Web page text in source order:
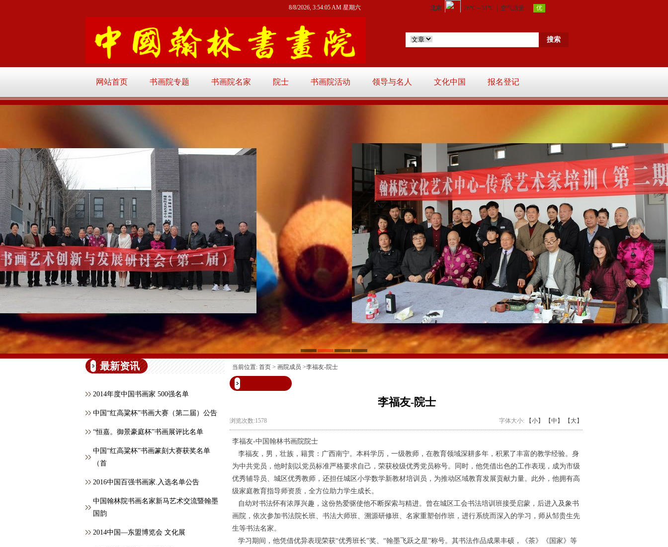
网站首页 书画院专题 书画院名家 院士 书画院活动 领导与名人 文化中国 报名登记
8/8/2026, 3:54:07 AM 星期六
最新资讯
2014年度中国书画家 500强名单
中国“红高粱杯”书画大赛（第二届）公告
“恒嘉。御景豪庭杯”书画展评比名单
中国“红高粱杯”书画篆刻大赛获奖名单
（首
2016中国百强书画家.入选名单公告
中国翰林院书画名家新马艺术交流暨翰墨
国韵
2014中国—东盟博览会 文化展
当前位置: 首页 > 画院成员 >李福友-院士
李福友-院士
浏览次数:1578 字体大小: 【小】 【中】 【大】
李福友-中国翰林书画院院士
李福友，男，壮族，籍贯：广西南宁。本科学历，一级教师，在教育领域深耕多年，积累了丰富的教学经验。身
为中共党员，他时刻以党员标准严格要求自己，荣获校级优秀党员称号。同时，他凭借出色的工作表现，成为市级
优秀辅导员、城区优秀教师，还担任城区小学数学新教材培训员，为推动区域教育发展贡献力量。此外，他拥有高
级家庭教育指导师资质，全方位助力学生成长。
自幼对书法怀有浓厚兴趣，这份热爱驱使他不断探索与精进。曾在城区工会书法培训班接受启蒙，后进入及象书
画院，依次参加书法院长班、书法大师班、溯源研修班、名家重塑创作班，进行系统而深入的学习，师从邹贵生先
生等书法名家。
学习期间，他凭借优异表现荣获“优秀班长”奖、“翰墨飞跃之星”称号。其书法作品成果丰硕，《茶》《国家》等